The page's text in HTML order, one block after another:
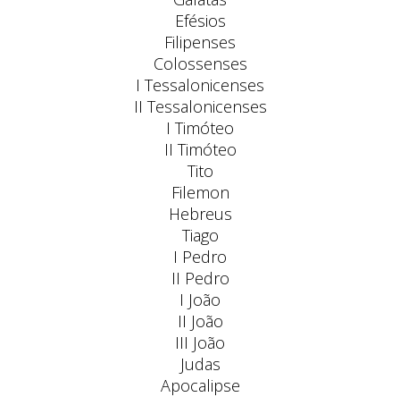
Efésios
Filipenses
Colossenses
I Tessalonicenses
II Tessalonicenses
I Timóteo
II Timóteo
Tito
Filemon
Hebreus
Tiago
I Pedro
II Pedro
I João
II João
III João
Judas
Apocalipse